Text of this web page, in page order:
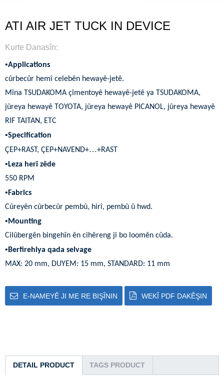
ATI AIR JET TUCK IN DEVICE
Kurte Danasîn:
•Applications
cûrbecûr hemî celebên hewayê-jetê.
Mîna TSUDAKOMA çîmentoyê hewayê-jetê ya TSUDAKOMA,
jûreya hewayê TOYOTA, jûreya hewayê PICANOL, jûreya hewayê
RIF TAITAN, ETC
•Specification
ÇEP+RAST, ÇEP+NAVEND+…+RAST
• Leza herî zêde
550 RPM
• Fabrics
Cûreyên cûrbecûr pembû, hirî, pembû û hwd.
•Mounting
Cilûbergên bingehîn ên cihêreng ji bo loomên cûda.
• Berfirehiya qada selvage
MAX: 20 mm, DUYEM: 15 mm, STANDARD: 11 mm
E-NAMEYÊ JI ME RE BIŞÎNIN WEKÎ PDF DAKÊŞIN
DETAIL PRODUCT TAGS PRODUCT